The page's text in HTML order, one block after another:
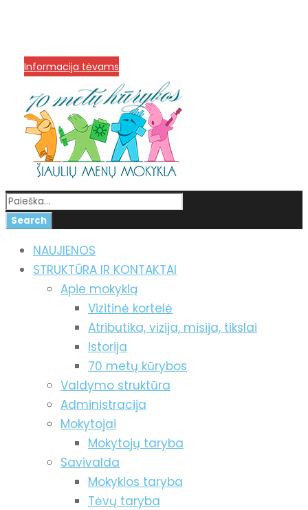
Informacija tėvams
NAUJIENOS
STRUKTŪRA IR KONTAKTAI
Apie mokyklą
Vizitinė kortelė
Atributika, vizija, misija, tikslai
Istorija
70 metų kūrybos
Valdymo struktūra
Administracija
Mokytojai
Mokytojų taryba
Savivalda
Mokyklos taryba
Tėvų taryba